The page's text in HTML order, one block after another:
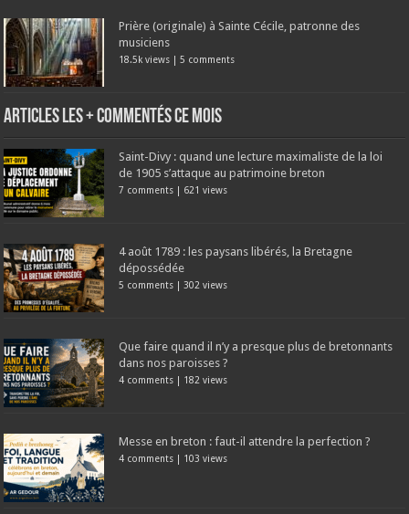
Prière (originale) à Sainte Cécile, patronne des
musiciens
18.5k views |5 comments
Articles les + commentés ce mois
Saint-Divy : quand une lecture maximaliste de la loi
de 1905 s’attaque au patrimoine breton
7 comments | 621 views
4 août 1789 : les paysans libérés, la Bretagne
dépossédée
5 comments | 302 views
Que faire quand il n’y a presque plus de bretonnants
dans nos paroisses ?
4 comments | 182 views
Messe en breton : faut-il attendre la perfection ?
4 comments | 103 views